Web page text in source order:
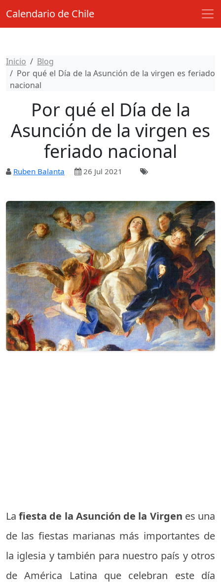
Calendario de Chile
Inicio
Blog
Por qué el Día de la Asunción de la virgen es feriado
nacional
Por qué el Día de la
Asunción de la virgen es
feriado nacional
Ruben Balanta 26 Jul 2021
La fiesta de la Asunción de la Virgen es una
de las fiestas marianas más importantes de
la iglesia y también para nuestro país y otros
de América Latina que celebran este día